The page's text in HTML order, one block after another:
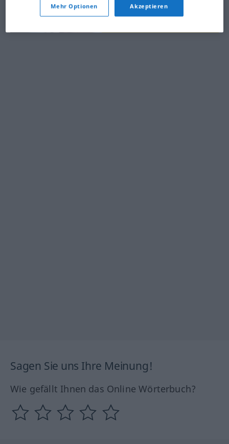
Sagen Sie uns Ihre Meinung!
Wie gefällt Ihnen das Online Wörterbuch?
Mehr Optionen Akzeptieren